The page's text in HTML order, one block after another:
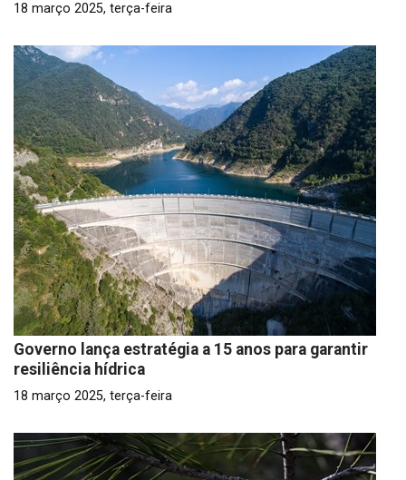
18 março 2025, terça-feira
Governo lança estratégia a 15 anos para garantir
resiliência hídrica
18 março 2025, terça-feira